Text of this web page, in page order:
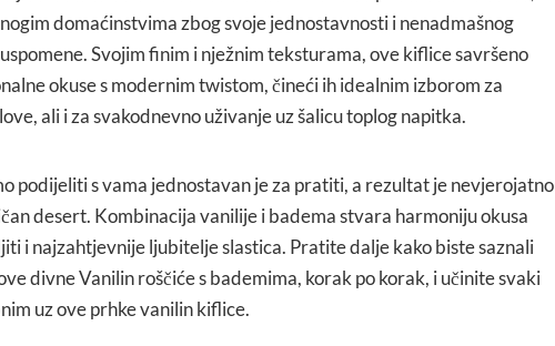
domaćinstvima zbog svoje jednostavnosti i nenadmašnog
Svojim finim i nježnim teksturama, ove kiflice savršeno
okuse s modernim twistom, čineći ih idealnim izborom za
ali i za svakodnevno uživanje uz šalicu toplog napitka.
podijeliti s vama jednostavan je za pratiti, a rezultat je nevjerojatno
desert. Kombinacija vanilije i badema stvara harmoniju okusa
i najzahtjevnije ljubitelje slastica. Pratite dalje kako biste saznali
divne Vanilin roščiće s bademima, korak po korak, i učinite svaki
uz ove prhke vanilin kiflice.